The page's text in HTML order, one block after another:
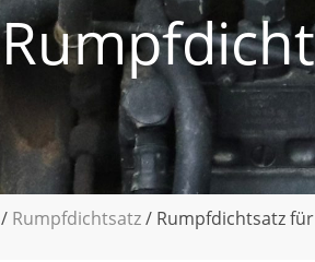
/ Rumpfdichtsatz/ Rumpfdichtsatz